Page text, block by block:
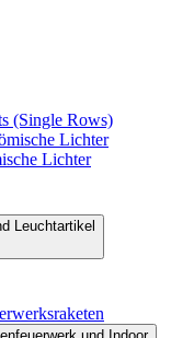
(Single Rows)
Lichter
Leuchtartikel